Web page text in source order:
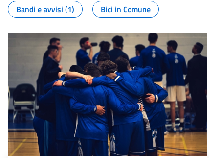
Bandi e avvisi (1)
Bici in Comune